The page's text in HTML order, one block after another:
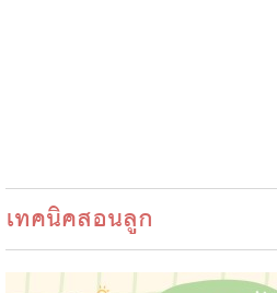
เทคนิคสอนลูก